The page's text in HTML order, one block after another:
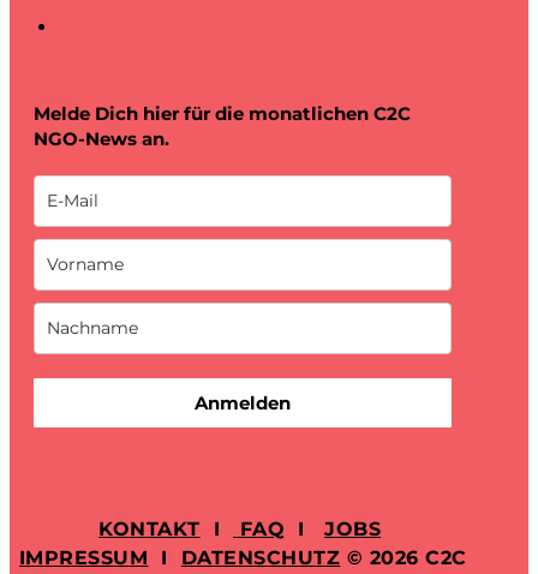
Melde Dich hier für die monatlichen C2C
NGO-News an.
Anmelden
KONTAKT I FAQ IJOBS
IMPRESSUM I DATENSCHUTZ © 2026 C2C